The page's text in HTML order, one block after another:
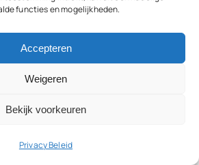
functies en mogelijkheden.
Accepteren
Weigeren
Bekijk voorkeuren
Privacy Beleid
Opleiding Rijinstructeur
geloven we in het bieden van
praktische, hands-on
training. Daarom hebben we
ontwikkeld dat je de
die nodig zijn om veilig en